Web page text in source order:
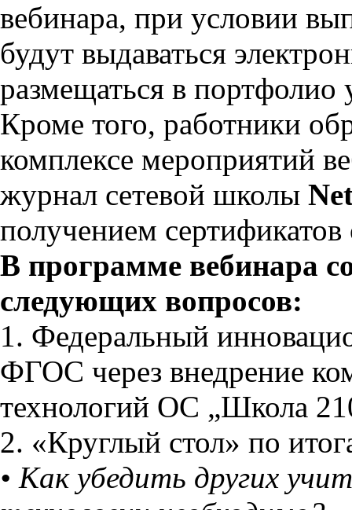
вебинара, при условии
будут выдаваться
размещаться в портфолио
Кроме того, работники
комплексе мероприятий
журнал сетевой школы
получением
В программе вебинара
следующих вопросов:
1. Федеральный
ФГОС через внедрение
технологий ОС „Школа
2. «Круглый стол» по
• Как убедить других